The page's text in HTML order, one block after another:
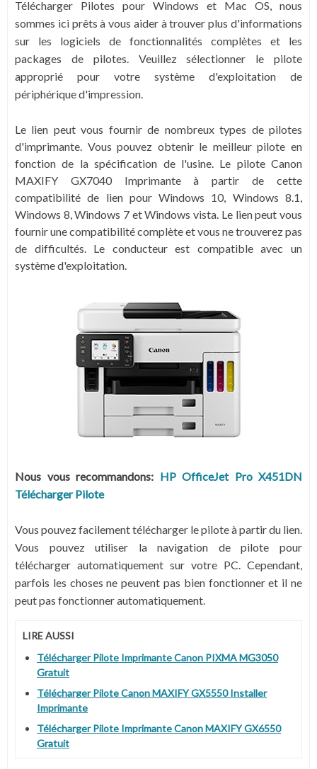
Télécharger Pilotes pour Windows et Mac OS, nous
sommes ici prêts à vous aider à trouver plus d'informations
sur les logiciels de fonctionnalités complètes et les
packages de pilotes. Veuillez sélectionner le pilote
approprié pour votre système d'exploitation de
périphérique d'impression.
Le lien peut vous fournir de nombreux types de pilotes
d'imprimante. Vous pouvez obtenir le meilleur pilote en
fonction de la spécification de l'usine. Le pilote Canon
MAXIFY GX7040 Imprimante à partir de cette
compatibilité de lien pour Windows 10, Windows 8.1,
Windows 8, Windows 7 et Windows vista. Le lien peut vous
fournir une compatibilité complète et vous ne trouverez pas
de difficultés. Le conducteur est compatible avec un
système d'exploitation.
Nous vous recommandons: HP OfficeJet Pro X451DN
Télécharger Pilote
Vous pouvez facilement télécharger le pilote à partir du lien.
Vous pouvez utiliser la navigation de pilote pour
télécharger automatiquement sur votre PC. Cependant,
parfois les choses ne peuvent pas bien fonctionner et il ne
peut pas fonctionner automatiquement.
LIRE AUSSI
Télécharger Pilote Imprimante Canon PIXMA MG3050
Gratuit
Télécharger Pilote Canon MAXIFY GX5550 Installer
Imprimante
Télécharger Pilote Imprimante Canon MAXIFY GX6550
Gratuit